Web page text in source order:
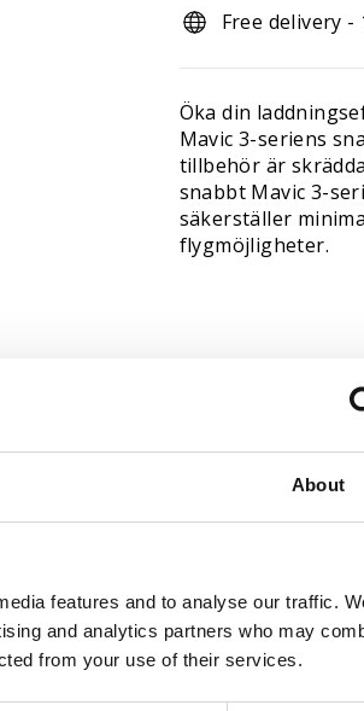
About
features and to analyse our traffic.
and analytics partners who may
from your use of their services.
Free delivery -
Öka din
Mavic 3-seriens
tillbehör är
snabbt Mavic 3-
säkerställer
flygmöjligheter.